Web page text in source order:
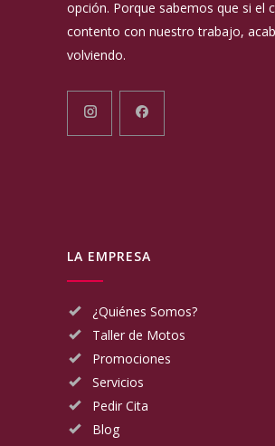
opción. Porque sabemos que si el
contento con nuestro trabajo,
volviendo.
LA EMPRESA
¿Quiénes Somos?
Taller de Motos
Promociones
Servicios
Pedir Cita
Blog